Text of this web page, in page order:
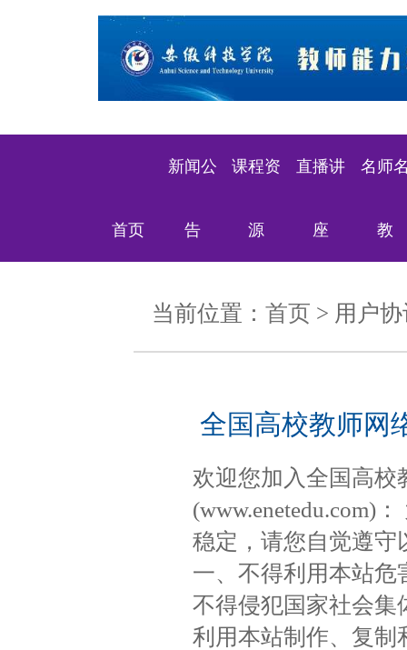
首页
新闻公
告
课程资
源
直播讲
座
名师
教
当前位置： 首页 > 用户
全国高校教师网
欢迎您加入全国高校
(www.enetedu.com)
稳定，请您自觉遵守
一、不得利用本站危
不得侵犯国家社会集
利用本站制作、复制